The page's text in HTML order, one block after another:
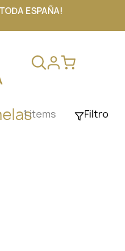
ESPAÑA!
1 items Filtro